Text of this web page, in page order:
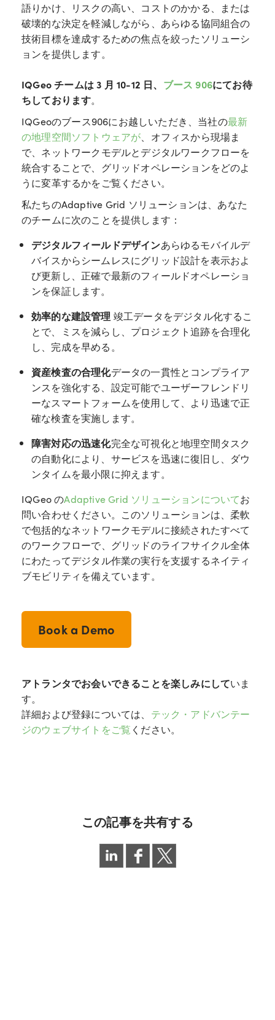
語りかけ、リスクの高い、コストのかかる、または
破壊的な決定を軽減しながら、あらゆる協同組合の
技術目標を達成するための焦点を絞ったソリューシ
ョンを提供します。
IQGeo チームは 3 月 10-12 日、 ブース 906にてお待
ちしております。
IQGeoのブース906にお越しいただき、当社の最新
の地理空間ソフトウェアが、オフィスから現場ま
で、ネットワークモデルとデジタルワークフローを
統合することで、グリッドオペレーションをどのよ
うに変革するかをご覧ください。
私たちのAdaptive Grid ソリューションは、あなた
のチームに次のことを提供します：
デジタルフィールドデザインあらゆるモバイルデ
バイスからシームレスにグリッド設計を表示およ
び更新し、正確で最新のフィールドオペレーショ
ンを保証します。
効率的な建設管理 竣工データをデジタル化するこ
とで、ミスを減らし、プロジェクト追跡を合理化
し、完成を早める。
資産検査の合理化データの一貫性とコンプライア
ンスを強化する、設定可能でユーザーフレンドリ
ーなスマートフォームを使用して、より迅速で正
確な検査を実施します。
障害対応の迅速化完全な可視化と地理空間タスク
の自動化により、サービスを迅速に復旧し、ダウ
ンタイムを最小限に抑えます。
IQGeo のAdaptive Grid ソリューションについてお
問い合わせください。このソリューションは、柔軟
で包括的なネットワークモデルに接続されたすべて
のワークフローで、グリッドのライフサイクル全体
にわたってデジタル作業の実行を支援するネイティ
ブモビリティを備えています。
Book a Demo
アトランタでお会いできることを楽しみにしていま
す。
詳細および登録については、 テック・アドバンテー
ジのウェブサイトをご覧 ください。
この記事を共有する